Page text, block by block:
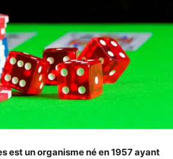
est un organisme né en 1957 ayant